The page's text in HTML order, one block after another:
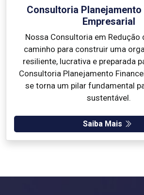
Consultoria Planejamento
Empresarial
Nossa Consultoria em Redução
caminho para construir uma
resiliente, lucrativa e preparada
Consultoria Planejamento
se torna um pilar fundamental
sustentável.
Saiba Mais